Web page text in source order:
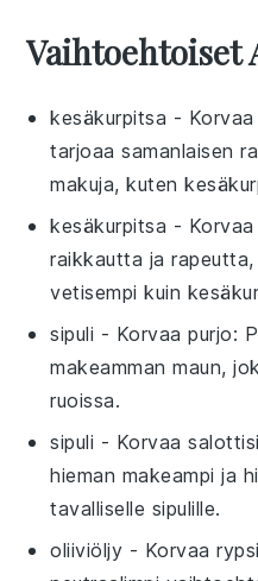
Vaihtoehtoiset
kesäkurpitsa -
tarjoaa samanlaisen
makuja, kuten
kesäkurpitsa -
raikkautta ja
vetisempi kuin
sipuli - Korvaapurjo:
makeamman maun,
ruoissa.
sipuli - Korvaa
hieman makeampi ja
tavalliselle sipulille.
oliiviöljy - Korvaa